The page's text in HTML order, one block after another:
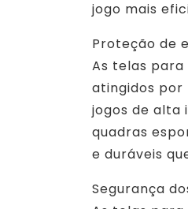
jogo mais
Proteção de
As telas
atingidos por
jogos de alta
quadras
e duráveis
Segurança